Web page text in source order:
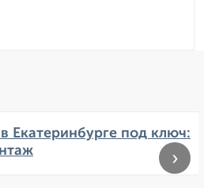
Екатеринбурге под ключ:
›